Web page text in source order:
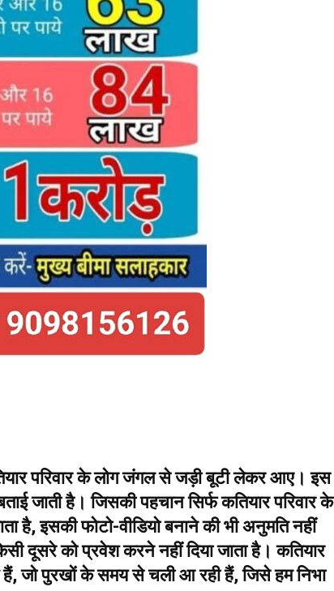
परिवार के लोग जंगल से जड़ी बूटी लेकर आए। इस
जाती है। जिसकी पहचान सिर्फ कतियार परिवार के
है, इसकी फोटो-वीडियो बनाने की भी अनुमति नहीं
दूसरे को प्रवेश करने नहीं दिया जाता है। कतियार
हैं, जो पुरखों के समय से चली आ रही हैं, जिसे हम निभा